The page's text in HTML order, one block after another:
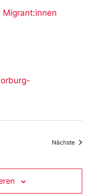
Migrant:innen
Nächste